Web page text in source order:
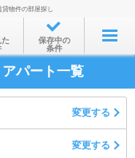
物件の部屋探し
保存中の
条件
パート一覧
変更する
変更する